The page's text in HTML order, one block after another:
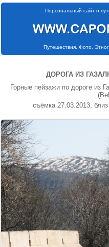
Персональный сайт о
Путешествия. Фото.
ДОРОГА ИЗ
Горные пейзажи по дороге из
съёмка 27.03.2013,